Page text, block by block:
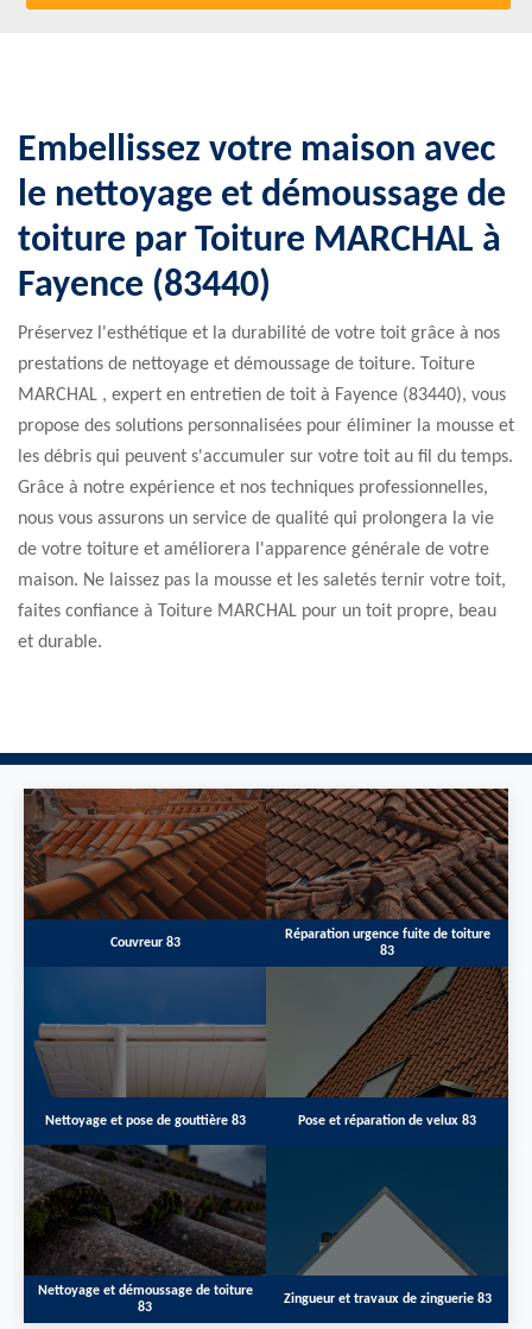
Embellissez votre maison avec
le nettoyage et démoussage de
toiture par Toiture MARCHAL à
Fayence (83440)
Préservez l'esthétique et la durabilité de votre toit grâce à nos
prestations de nettoyage et démoussage de toiture. Toiture
MARCHAL , expert en entretien de toit à Fayence (83440), vous
propose des solutions personnalisées pour éliminer la mousse et
les débris qui peuvent s'accumuler sur votre toit au fil du temps.
Grâce à notre expérience et nos techniques professionnelles,
nous vous assurons un service de qualité qui prolongera la vie
de votre toiture et améliorera l'apparence générale de votre
maison. Ne laissez pas la mousse et les saletés ternir votre toit,
faites confiance à Toiture MARCHAL pour un toit propre, beau
et durable.
Couvreur 83
Réparation urgence fuite de toiture
83
Nettoyage et pose de gouttière 83 Pose et réparation de velux 83
Nettoyage et démoussage de toiture
83
Zingueur et travaux de zinguerie 83